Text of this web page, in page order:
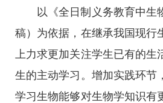
以《全日制义务教育中生
稿）为依据，在继承我国现行
上力求更加关注学生已有的生
生的主动学习。增加实践环节
学习生物能够对生物学知识有